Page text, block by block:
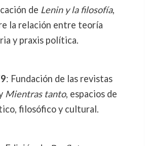
de Lenin y la filosofía,
la relación entre teoría
y praxis política.
: Fundación de las revistas
Mientras tanto, espacios de
filosófico y cultural.